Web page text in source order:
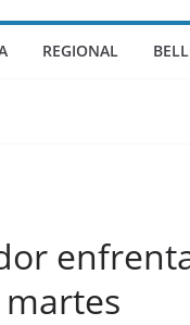
REGIONAL